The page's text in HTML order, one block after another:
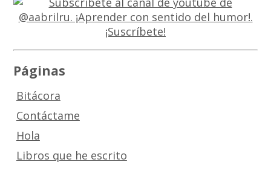
Páginas
Bitácora
Contáctame
Hola
Libros que he escrito